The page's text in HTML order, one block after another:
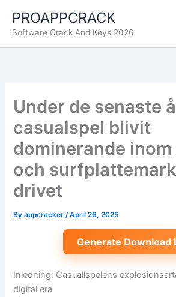
content
PROAPPCRACK
Software Crack And Keys 2026
Under de senaste
casualspel blivit
dominerande
och
drivet
Byappcracker/April 26, 2025
Generate Download
Inledning: Casuallspelens
digital era